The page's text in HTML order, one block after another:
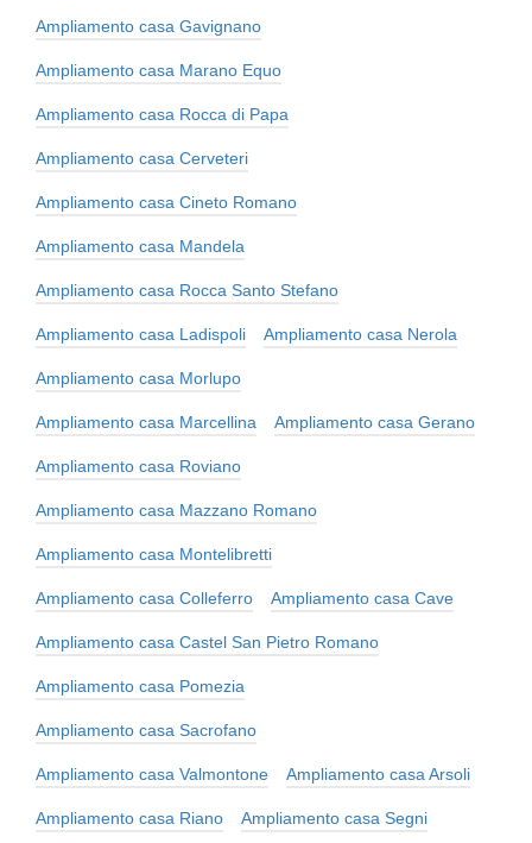
Ampliamento casa Gavignano
Ampliamento casa Marano Equo
Ampliamento casa Rocca di Papa
Ampliamento casa Cerveteri
Ampliamento casa Cineto Romano
Ampliamento casa Mandela
Ampliamento casa Rocca Santo Stefano
Ampliamento casa Ladispoli Ampliamento casa Nerola
Ampliamento casa Morlupo
Ampliamento casa Marcellina Ampliamento casa Gerano
Ampliamento casa Roviano
Ampliamento casa Mazzano Romano
Ampliamento casa Montelibretti
Ampliamento casa Colleferro Ampliamento casa Cave
Ampliamento casa Castel San Pietro Romano
Ampliamento casa Pomezia
Ampliamento casa Sacrofano
Ampliamento casa Valmontone Ampliamento casa Arsoli
Ampliamento casa Riano Ampliamento casa Segni